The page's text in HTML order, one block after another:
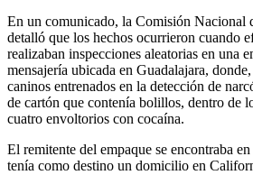
En un comunicado, la Comisión Nacional
detalló que los hechos ocurrieron cuando
realizaban inspecciones aleatorias en una
mensajería ubicada en Guadalajara,
caninos entrenados en la detección de
de cartón que contenía bolillos, dentro de
cuatro envoltorios con cocaína.
El remitente del empaque se encontraba
tenía como destino un domicilio en